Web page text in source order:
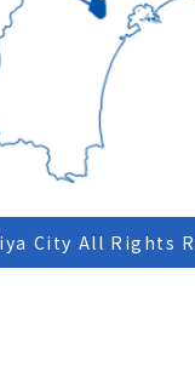
City All Rights